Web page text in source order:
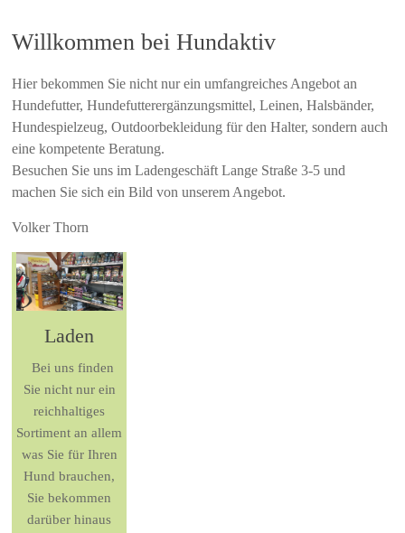
Willkommen bei Hundaktiv
Hier bekommen Sie nicht nur ein umfangreiches Angebot an
Hundefutter, Hundefutterergänzungsmittel, Leinen, Halsbänder,
Hundespielzeug, Outdoorbekleidung für den Halter, sondern auch
eine kompetente Beratung.
Besuchen Sie uns im Ladengeschäft Lange Straße 3-5 und
machen Sie sich ein Bild von unserem Angebot.
Volker Thorn
Laden
Bei uns finden
Sie nicht nur ein
reichhaltiges
Sortiment an allem
was Sie für Ihren
Hund brauchen,
Sie bekommen
darüber hinaus